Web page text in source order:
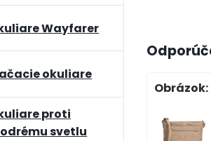
Wayfarer
okuliare
proti
svetlu
Obrázok: